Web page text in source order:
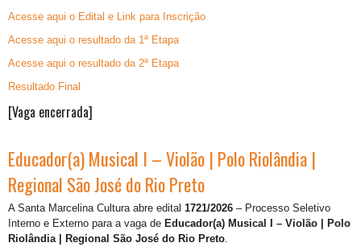
Acesse aqui o Edital e Link para Inscrição
Acesse aqui o resultado da 1ª Etapa
Acesse aqui o resultado da 2ª Etapa
Resultado Final
[Vaga encerrada]
Educador(a) Musical I – Violão | Polo Riolândia |
Regional São José do Rio Preto
A Santa Marcelina Cultura abre edital 1721/2026 – Processo Seletivo
Interno e Externo para a vaga de Educador(a) Musical I – Violão | Polo
Riolândia | Regional São José do Rio Preto.